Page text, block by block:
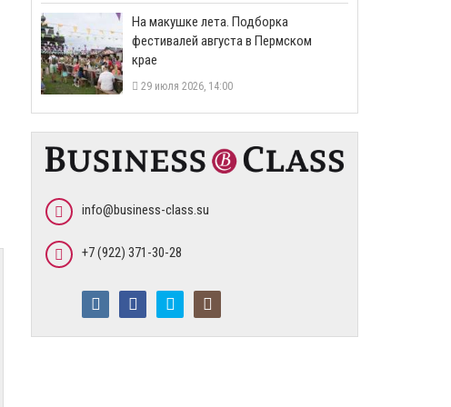
На макушке лета. Подборка
фестивалей августа в Пермском
крае
29 июля 2026, 14:00
info@business-class.su
+7 (922) 371-30-28